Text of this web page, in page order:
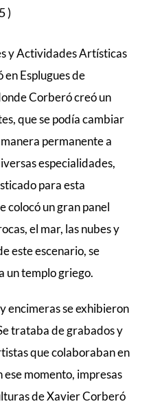
y Actividades Artísticas
Esplugues de
Corberó creó un
que se podía cambiar
permanente a
especialidades,
para esta
colocó un gran panel
el mar, las nubes y
este escenario, se
un templo griego.
encimeras se exhibieron
trataba de grabados y
que colaboraban en
momento, impresas
de Xavier Corberó